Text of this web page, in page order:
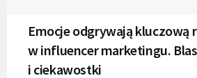
Emocje odgrywają kluczową
w influencer marketingu.
i ciekawostki